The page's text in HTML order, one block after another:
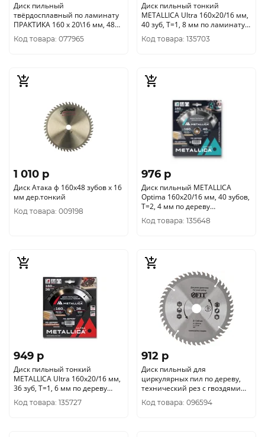
Диск пильный
твёрдосплавный по ламинату
ПРАКТИКА 160 х 20\16 мм, 48
зубов 031-174
Код товара: 077965
Диск пильный тонкий
METALLICA Ultra 160x20/16 мм,
40 зуб, Т=1, 8 мм по ламинату,
903544
Код товара: 135703
1 010 p
Диск Атака ф 160х48 зубов х 16
мм дер.тонкий
Код товара: 009198
976 p
Диск пильный METALLICA
Optima 160x20/16 мм, 40 зубов,
Т=2, 4 мм по дереву
поперечный, 902547
Код товара: 135648
949 p
Диск пильный тонкий
METALLICA Ultra 160x20/16 мм,
36 зуб, Т=1, 6 мм по дереву
поперечн., 909386
Код товара: 135727
912 p
Диск пильный для
циркулярных пил по дереву,
технический рез с гвоздями
FIT 160 х 20/16 х 48T 37703
Код товара: 096594